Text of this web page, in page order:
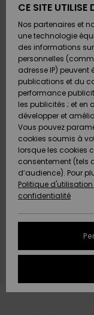
A
A
FEMME
A
SURF
SNOW
A
OUTLET
AIDE &
CONTACT
MAGASINS
QUIKSILVER
CE SITE UTILISE
Nos partenaires et
une technologie
des informations
personnelles
adresse IP) peuvent
publications et du
performance
les publicités ; et en
développer et
Vous pouvez
cookies soumis à
lorsque les cookies
consentement (tels
d’audience). Pour
Politique
confidentialité